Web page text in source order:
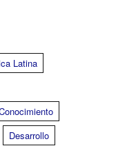
Latina
Desarrollo